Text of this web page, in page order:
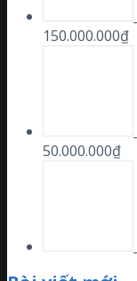
150.000.000₫
50.000.000₫